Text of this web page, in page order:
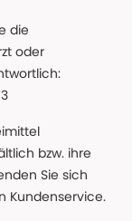
die
oder
bzw. ihre
Sie sich
Kundenservice.